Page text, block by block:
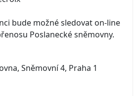
bude možné sledovat on-line
Poslanecké sněmovny.
Sněmovní 4, Praha 1